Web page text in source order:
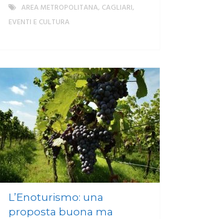
AREA METROPOLITANA, CAGLIARI,
EVENTI E CULTURA
L’Enoturismo: una
proposta buona ma